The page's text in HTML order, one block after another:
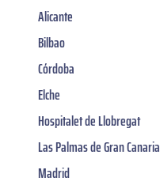
Alicante
Bilbao
Córdoba
Elche
Hospitalet de Llobregat
Las Palmas de Gran Canaria
Madrid